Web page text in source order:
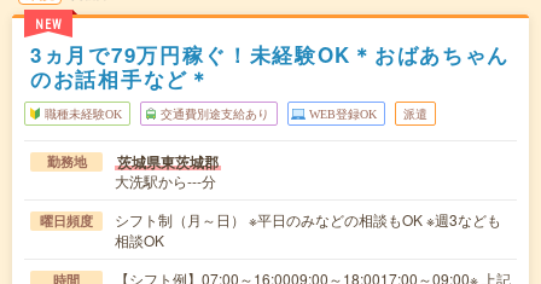
NEW
3ヵ月で79万円稼ぐ！未経験OK＊おばあちゃん
のお話相手など＊
職種未経験OK 交通費別途支給あり WEB登録OK 派遣
勤務地 茨城県東茨城郡
大洗駅から---分
曜日頻度
シフト制（月～日） ※平日のみなどの相談もOK ※週3なども
相談OK
時間
【シフト例】07:00～16:0009:00～18:0017:00～09:00※ 上記